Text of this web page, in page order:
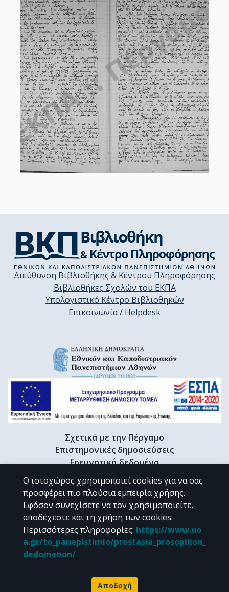
Διεύθυνση Βιβλιοθήκης & Κέντρου Πληροφόρησης
Βιβλιοθήκες Σχολών του ΕΚΠΑ
Υπολογιστικό Κέντρο Βιβλιοθηκών
Επικοινωνία / Helpdesk
Σχετικά με την Πέργαμο
Επιστημονικές δημοσιεύσεις
Ερευνητικά δεδομένα
Διδακτορικές διατριβές & Γκρίζα βιβλιογραφία
Προφίλ Ερευνητή
CC BY-NC 4.0
Εκτός αν αναφέρεται διαφορετικά, το υλικό της "Περγάμου" διατίθεται
Powered by
Ο ιστοχώρος χρησιμοποιεί cookies για να σας
προσφέρει πιο πλούσια εμπειρία χρήσης.
Εφόσον συνεχίσετε να τον χρησιμοποιείτε,
αποδέχεστε και τη χρήση των cookies.
Περισσότερες πληροφορίες: https://www.uo
a.gr/to_panepistimio/prostasia_prosopikon_
dedomenon/
Αποδοχή